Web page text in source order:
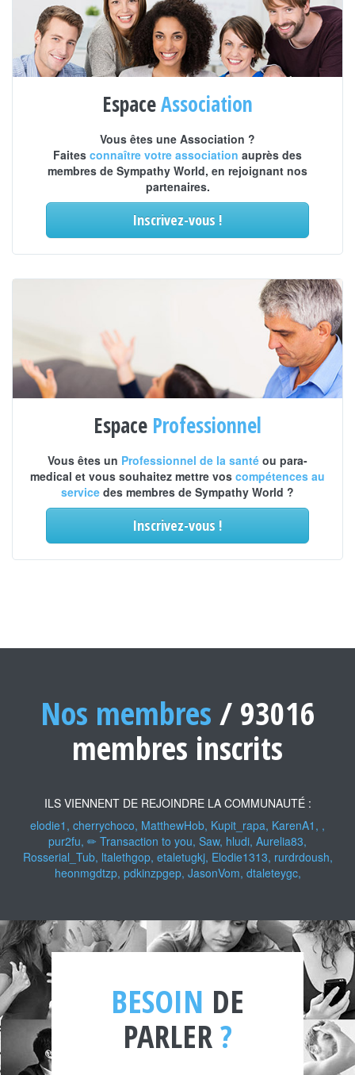
EspaceAssociation
Vous êtes une Association ?
Faites connaître votre association auprès des
membres de Sympathy World, en rejoignant nos
partenaires.
Inscrivez-vous !
Espace Professionnel
Vous êtes un Professionnel de la santé ou para-
medical et vous souhaitez mettre vos compétences au
service des membres de Sympathy World ?
Inscrivez-vous !
Nos membres / 93016
membres inscrits
ILS VIENNENT DE REJOINDRE LA COMMUNAUTÉ :
elodie1, cherrychoco, MatthewHob, Kupit_rapa, KarenA1, ,
pur2fu, ✏ Transaction to you, Saw, hludi, Aurelia83,
Rosserial_Tub, ltalethgop, etaletugkj, Elodie1313, rurdrdoush,
heonmgdtzp, pdkinzpgep, JasonVom, dtaleteygc,
BESOIN DE
PARLER?